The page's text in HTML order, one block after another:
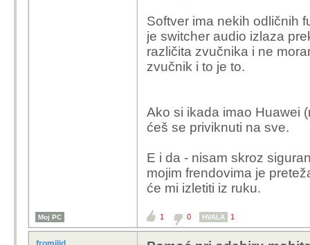
Softver ima nekih odličnih
je switcher audio izlaza
različita zvučnika i ne
zvučnik i to je to.
Ako si ikada imao Huawei
ćeš se priviknuti na sve.
E i da - nisam skroz
mojim frendovima je
će mi izletiti iz ruku.
Moj PC 1 0 HVALA 1